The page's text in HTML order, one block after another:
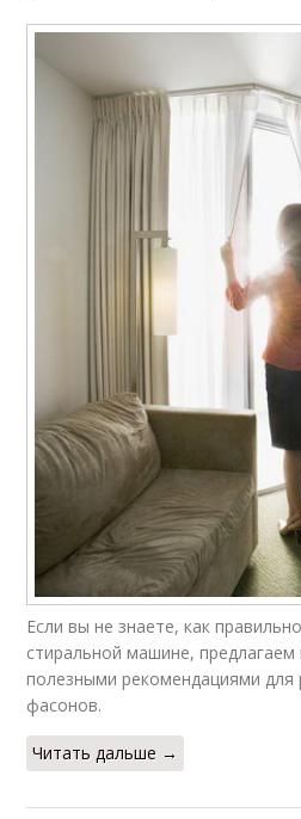
Если вы не знаете, как
стиральной машине, предлагаем
полезными рекомендациями для
фасонов.
Читать дальше →